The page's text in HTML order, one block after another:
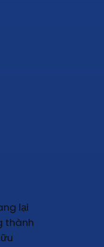
lại
thành